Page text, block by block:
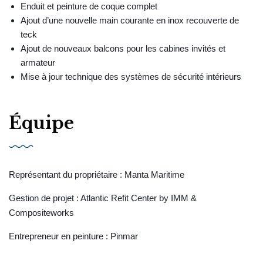
Enduit et peinture de coque complet
Ajout d’une nouvelle main courante en inox recouverte de
teck
Ajout de nouveaux balcons pour les cabines invités et
armateur
Mise à jour technique des systèmes de sécurité intérieurs
Équipe
Représentant du propriétaire : Manta Maritime
Gestion de projet : Atlantic Refit Center by IMM &
Compositeworks
Entrepreneur en peinture : Pinmar